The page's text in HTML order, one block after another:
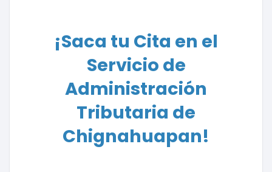
¡Saca tu Cita en el
Servicio de
Administración
Tributaria de
Chignahuapan!